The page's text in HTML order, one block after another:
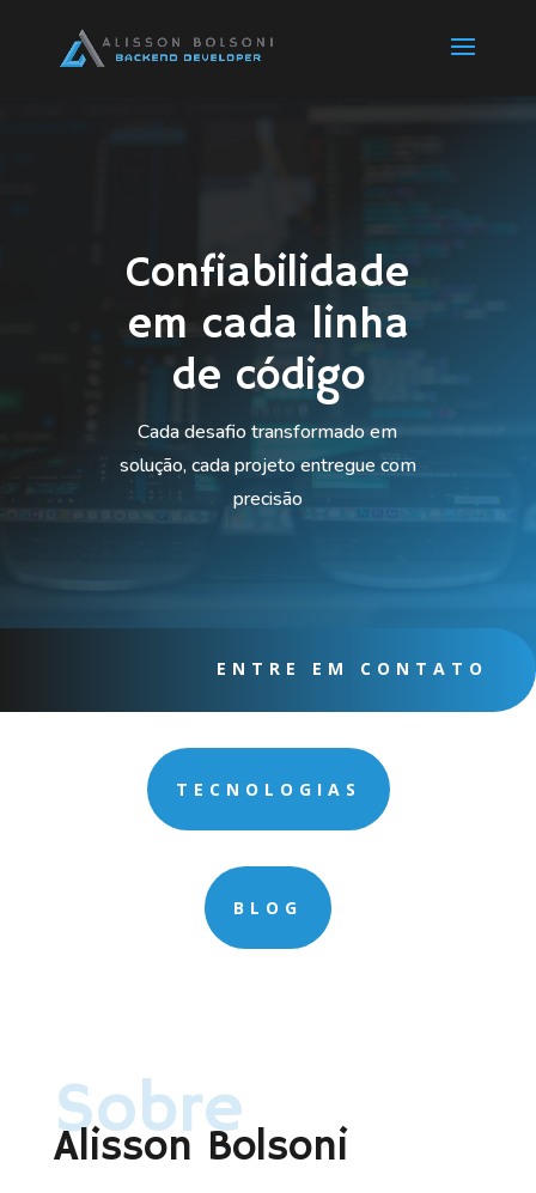
Confiabilidade
em cada linha
de código
Cada desafio transformado em
solução, cada projeto entregue com
precisão
ENTRE EM CONTATO
TECNOLOGIAS
BLOG
Sobre
Alisson Bolsoni